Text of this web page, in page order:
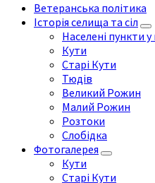
Ветеранська політика
Історія селища та сіл
Населені пункти
Кути
Старі Кути
Тюдів
Великий Рожин
Малий Рожин
Розтоки
Слобідка
Фотогалерея
Кути
Старі Кути